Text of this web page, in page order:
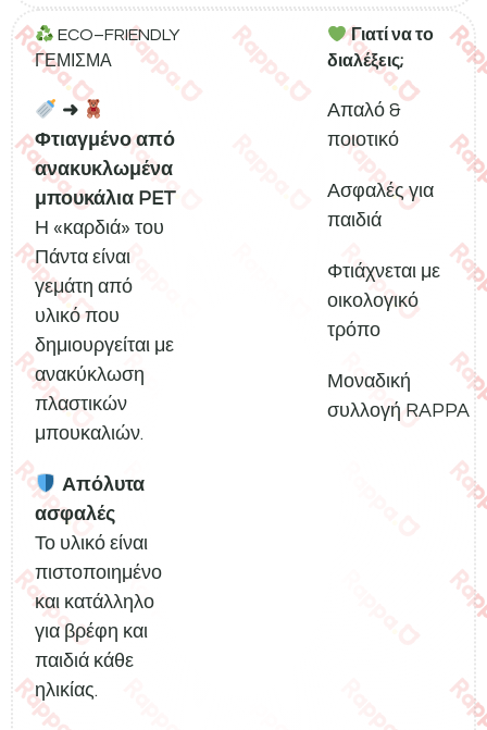
ECO–FRIENDLY
ΓΕΜΙΣΜΑ
➜
Φτιαγμένο από
ανακυκλωμένα
μπουκάλια PET
Η «καρδιά» του
Πάντα είναι
γεμάτη από
υλικό που
δημιουργείται με
ανακύκλωση
πλαστικών
μπουκαλιών.
Απόλυτα
ασφαλές
Το υλικό είναι
πιστοποιημένο
και κατάλληλο
για βρέφη και
παιδιά κάθε
ηλικίας.
Γιατί να το
διαλέξεις;
Απαλό &
ποιοτικό
Ασφαλές για
παιδιά
Φτιάχνεται με
οικολογικό
τρόπο
Μοναδική
συλλογή RAPPA